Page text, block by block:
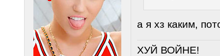
а я хз каким,
ХУЙ ВОЙНЕ!